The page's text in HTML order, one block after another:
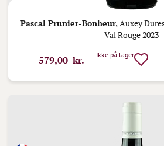
Pascal Prunier-Bonheur,Auxey
Val Rouge 2023
579,00 kr. Ikke på lager